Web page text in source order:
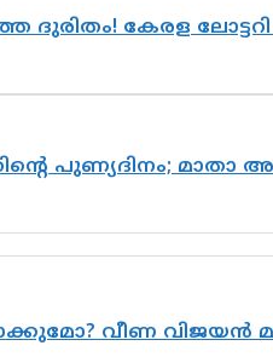
ദുരിതം! കേരള
പുണ്യദിനം;
വീണ